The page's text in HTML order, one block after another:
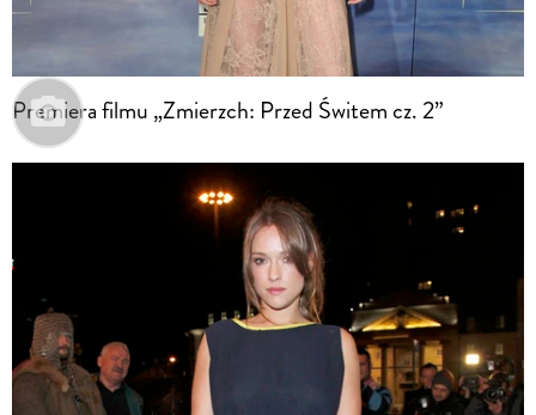
Premiera filmu „Zmierzch: Przed Świtem cz. 2”